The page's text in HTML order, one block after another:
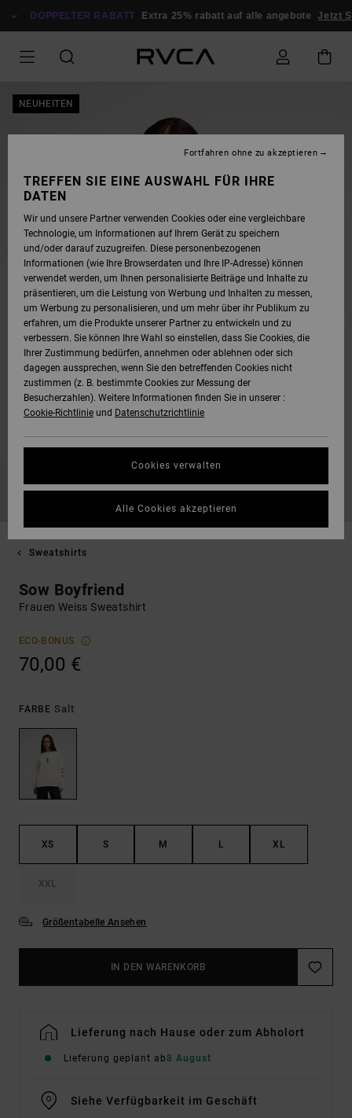
ZUR
DOPPELTER RABATT Extra 25% rabatt auf alle angebote Jetzt
NEUHEITEN
Sweatshirts
Sow Boyfriend
Frauen Weiss Sweatshirt
ECO-BONUS
70,00 €
FARBE Salt
XS S M L XL
XXL
Größentabelle Ansehen
IN DEN WARENKORB
Lieferung nach Hause oder zum Abholort
Lieferung geplant ab8 August
Siehe Verfügbarkeit im Geschäft
TREFFEN SIE EINE AUSWAHL FÜR IHRE
DATEN
Wir und unsere Partner verwenden Cookies oder eine vergleichbare
Technologie, um Informationen auf Ihrem Gerät zu speichern
und/oder darauf zuzugreifen. Diese personenbezogenen
Informationen (wie Ihre Browserdaten und Ihre IP-Adresse) können
verwendet werden, um Ihnen personalisierte Beiträge und Inhalte zu
präsentieren, um die Leistung von Werbung und Inhalten zu messen,
um Werbung zu personalisieren, und um mehr über ihr Publikum zu
erfahren, um die Produkte unserer Partner zu entwickeln und zu
verbessern. Sie können Ihre Wahl so einstellen, dass Sie Cookies, die
Ihrer Zustimmung bedürfen, annehmen oder ablehnen oder sich
dagegen aussprechen, wenn Sie den betreffenden Cookies nicht
zustimmen (z. B. bestimmte Cookies zur Messung der
Besucherzahlen). Weitere Informationen finden Sie in unserer :
Cookie-Richtlinie und Datenschutzrichtlinie
Cookies verwalten
Fortfahren ohne zu akzeptieren
Alle Cookies akzeptieren